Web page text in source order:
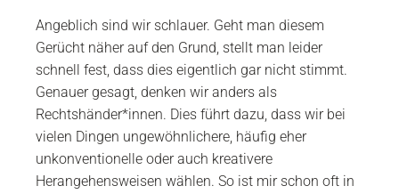
Angeblich sind wir schlauer. Geht man diesem
Gerücht näher auf den Grund, stellt man leider
schnell fest, dass dies eigentlich gar nicht stimmt.
Genauer gesagt, denken wir anders als
Rechtshänder*innen. Dies führt dazu, dass wir bei
vielen Dingen ungewöhnlichere, häufig eher
unkonventionelle oder auch kreativere
Herangehensweisen wählen. So ist mir schon oft in